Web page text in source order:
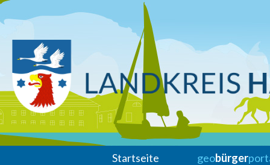
Startseite geobürger